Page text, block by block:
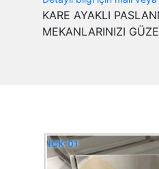
KARE AYAKLI
MEKANLARINIZI
İÇK-01